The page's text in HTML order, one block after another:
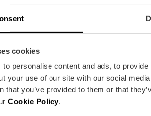
cookies
to personalise content and ads, to
your use of our site with our social
that you’ve provided to them or that
Cookie Policy.
À 21h00.